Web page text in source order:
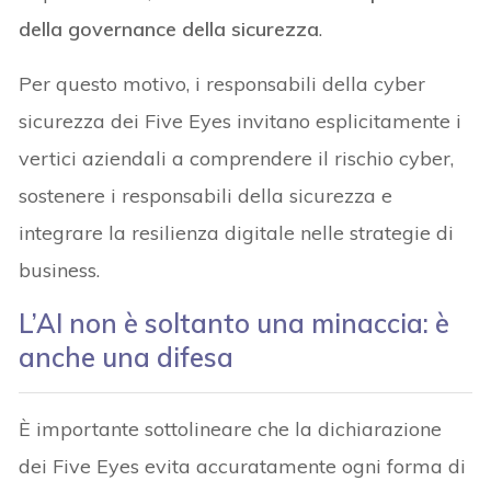
della governance della sicurezza.
Per questo motivo, i responsabili della cyber
sicurezza dei Five Eyes invitano esplicitamente i
vertici aziendali a comprendere il rischio cyber,
sostenere i responsabili della sicurezza e
integrare la resilienza digitale nelle strategie di
business.
L’AI non è soltanto una minaccia: è
anche una difesa
È importante sottolineare che la dichiarazione
dei Five Eyes evita accuratamente ogni forma di